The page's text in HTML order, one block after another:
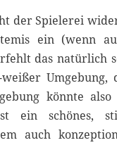
der Spielerei
ein (wenn
das natürlich
könnte
ein schönes,
auch